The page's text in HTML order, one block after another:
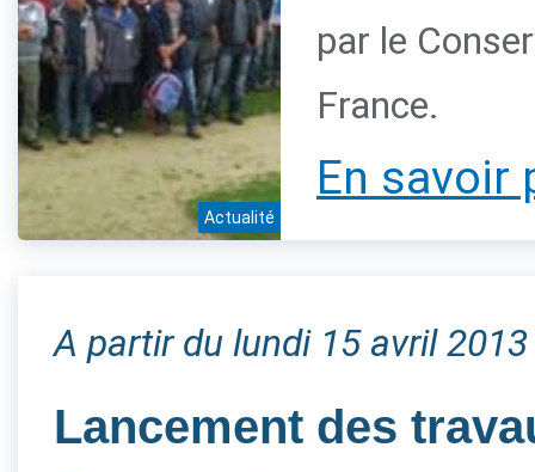
Actualité
par le
France.
En savoir
A partir du lundi 15 avril 2013
Lancement des